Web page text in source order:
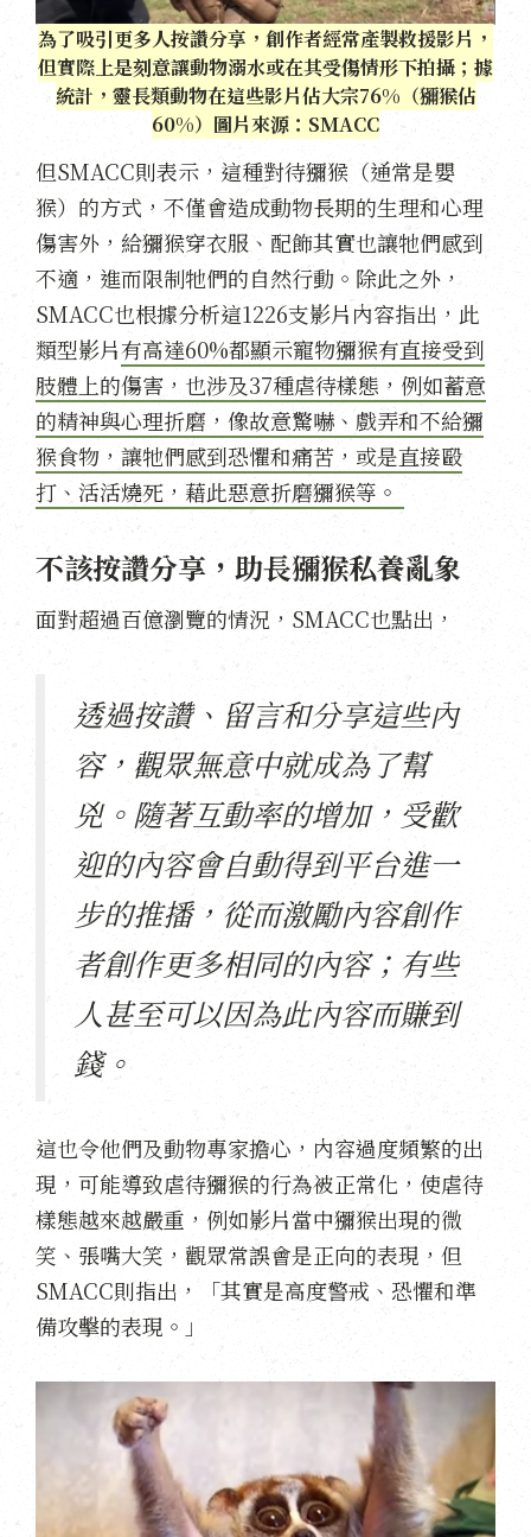
為了吸引更多人按讚分享，創作者經常產製救援影片，
但實際上是刻意讓動物溺水或在其受傷情形下拍攝；據
統計，靈長類動物在這些影片佔大宗76%（獼猴佔
60%）圖片來源：SMACC
但SMACC則表示，這種對待獼猴（通常是嬰
猴）的方式，不僅會造成動物長期的生理和心理
傷害外，給獼猴穿衣服、配飾其實也讓牠們感到
不適，進而限制牠們的自然行動。除此之外，
SMACC也根據分析這1226支影片內容指出，此
類型影片有高達60%都顯示寵物獼猴有直接受到
肢體上的傷害，也涉及37種虐待樣態，例如蓄意
的精神與心理折磨，像故意驚嚇、戲弄和不給獼
猴食物，讓牠們感到恐懼和痛苦，或是直接毆
打、活活燒死，藉此惡意折磨獼猴等。
不該按讚分享，助長獼猴私養亂象
面對超過百億瀏覽的情況，SMACC也點出，
透過按讚、留言和分享這些內
容，觀眾無意中就成為了幫
兇。隨著互動率的增加，受歡
迎的內容會自動得到平台進一
步的推播，從而激勵內容創作
者創作更多相同的內容；有些
人甚至可以因為此內容而賺到
錢。
這也令他們及動物專家擔心，內容過度頻繁的出
現，可能導致虐待獼猴的行為被正常化，使虐待
樣態越來越嚴重，例如影片當中獼猴出現的微
笑、張嘴大笑，觀眾常誤會是正向的表現，但
SMACC則指出，「其實是高度警戒、恐懼和準
備攻擊的表現。」